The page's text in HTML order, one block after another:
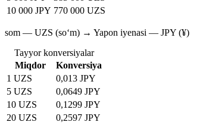
10 000 JPY 770 000 UZS
som — UZS (soʻm) → Yapon iyenasi — JPY (¥)
Tayyor konversiyalar
Miqdor
Konversiya
1 UZS
0,013 JPY
5 UZS
0,0649 JPY
10 UZS
0,1299 JPY
20 UZS
0,2597 JPY